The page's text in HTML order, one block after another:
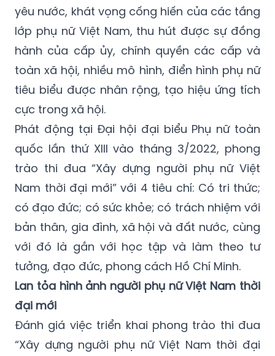
yêu nước, khát vọng cống hiến của các tầng
lớp phụ nữ Việt Nam, thu hút được sự đồng
hành của cấp ủy, chính quyền các cấp và
toàn xã hội, nhiều mô hình, điển hình phụ nữ
tiêu biểu được nhân rộng, tạo hiệu ứng tích
cực trong xã hội.
Phát động tại Đại hội đại biểu Phụ nữ toàn
quốc lần thứ XIII vào tháng 3/2022, phong
trào thi đua “Xây dựng người phụ nữ Việt
Nam thời đại mới” với 4 tiêu chí: Có tri thức;
có đạo đức; có sức khỏe; có trách nhiệm với
bản thân, gia đình, xã hội và đất nước, cùng
với đó là gắn với học tập và làm theo tư
tưởng, đạo đức, phong cách Hồ Chí Minh.
Lan tỏa hình ảnh người phụ nữ Việt Nam thời
đại mới
Đánh giá việc triển khai phong trào thi đua
“Xây dựng người phụ nữ Việt Nam thời đại